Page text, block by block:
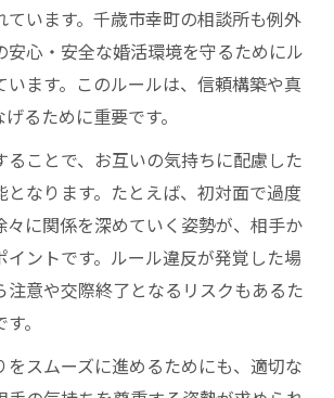
ています。千歳市幸町の相談所も例外
安心・安全な婚活環境を守るためにル
います。このルールは、信頼構築や真
るために重要です。
ることで、お互いの気持ちに配慮した
となります。たとえば、初対面で過度
々に関係を深めていく姿勢が、相手か
イントです。ルール違反が発覚した場
注意や交際終了となるリスクもあるた
。
をスムーズに進めるためにも、適切な